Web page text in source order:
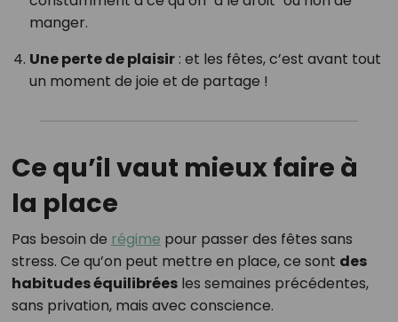
manger.
Une perte de plaisir: et les fêtes, c’est avant tout
un moment de joie et de partage !
Ce qu’il vaut mieux faire à
la place
Pas besoin de régime pour passer des fêtes sans
stress. Ce qu’on peut mettre en place, ce sont des
habitudes équilibréesles semaines précédentes,
sans privation, mais avec conscience.